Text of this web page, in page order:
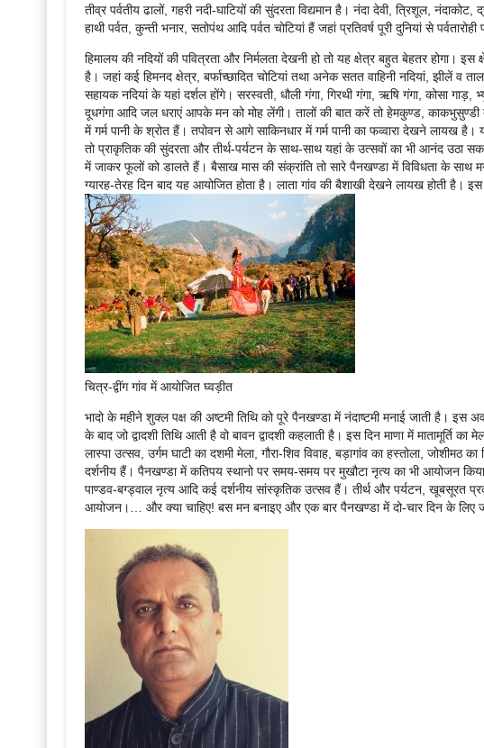
तीव्र पर्वतीय ढालों, गहरी नदी-घाटियों की सुंदरता विद्यमान है। नंदा देवी, त्रिशूल, नंदाकोट,
हाथी पर्वत, कुन्ती भनार, सतोपंथ आदि पर्वत चोटियां हैं जहां प्रतिवर्ष पूरी दुनियां से
हिमालय की नदियों की पवित्रता और निर्मलता देखनी हो तो यह क्षेत्र बहुत बेहतर
है। जहां कई हिमनद क्षेत्र, बर्फाच्छादित चोटियां तथा अनेक सतत वाहिनी नदियां, झीलें
सहायक नदियां के यहां दर्शल होंगे। सरस्वती, धौली गंगा, गिरथी गंगा, ऋषि गंगा, कोसा गाड़,
दूधगंगा आदि जल धराएं आपके मन को मोह लेंगी। तालों की बात करें तो हेमकुण्ड,
में गर्म पानी के श्रोत हैं। तपोवन से आगे साकिनधार में गर्म पानी का फव्वारा देखने लायख
तो प्राकृतिक की सुंदरता और तीर्थ-पर्यटन के साथ-साथ यहां के उत्सवों का भी आनंद उठा
में जाकर फूलों को डालते हैं। बैसाख मास की संक्रांति तो सारे पैनखण्डा में विविधता के साथ
ग्यारह-तेरह दिन बाद यह आयोजित होता है। लाता गांव की बैशाखी देखने लायख होती है।
चित्र-द्वींग गांव में आयोजित घ्वड़ीत
भादो के महीने शुक्ल पक्ष की अष्टमी तिथि को पूरे पैनखण्डा में नंदाष्टमी मनाई जाती है। इस
के बाद जो द्वादशी तिथि आती है वो बावन द्वादशी कहलाती है। इस दिन माणा में मातामूर्ति
लास्पा उत्सव, उर्गम घाटी का दशमी मेला, गौरा-शिव विवाह, बड़ागांव का हस्तोला, जोशीमठ
दर्शनीय हैं। पैनखण्डा में कतिपय स्थानो पर समय-समय पर मुखौटा नृत्य का भी आयोजन किया
पाण्डव-बग्ड्वाल नृत्य आदि कई दर्शनीय सांस्कृतिक उत्सव हैं। तीर्थ और पर्यटन, खूबसूरत
आयोजन।… और क्या चाहिए! बस मन बनाइए और एक बार पैनखण्डा में दो-चार दिन के